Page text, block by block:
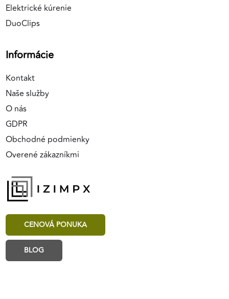
Elektrické kúrenie
DuoClips
Informácie
Kontakt
Naše služby
O nás
GDPR
Obchodné podmienky
Overené zákazníkmi
CENOVÁ PONUKA
BLOG